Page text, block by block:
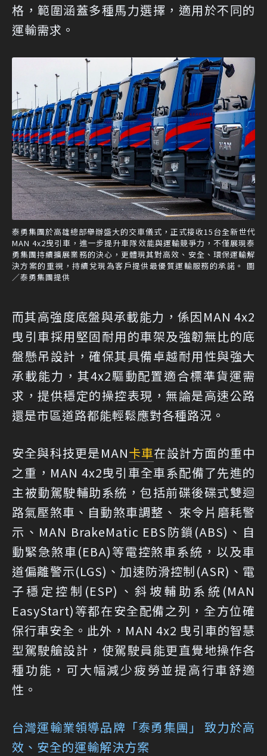
格，範圍涵蓋多種馬力選擇，適用於不同的
運輸需求。
泰勇集團於高雄總部舉辦盛大的交車儀式，正式接收15台全新世代
MAN 4x2曳引車，進一步提升車隊效能與運輸競爭力，不僅展現泰
勇集團持續擴展業務的決心，更體現其對高效、安全、環保運輸解
決方案的重視，持續兌現為客戶提供最優質運輸服務的承諾。 圖
／泰勇集團提供
而其高強度底盤與承載能力，係因MAN 4x2
曳引車採用堅固耐用的車架及強韌無比的底
盤懸吊設計，確保其具備卓越耐用性與強大
承載能力，其4x2驅動配置適合標準貨運需
求，提供穩定的操控表現，無論是高速公路
還是市區道路都能輕鬆應對各種路況。
安全與科技更是MAN卡車在設計方面的重中
之重，MAN 4x2曳引車全車系配備了先進的
主被動駕駛輔助系統，包括前碟後碟式雙迴
路氣壓煞車、自動煞車調整、 來令片磨耗警
示、MAN BrakeMatic EBS防鎖(ABS)、自
動緊急煞車(EBA)等電控煞車系統，以及車
道偏離警示(LGS)、加速防滑控制(ASR)、電
子穩定控制(ESP)、斜坡輔助系統(MAN
EasyStart)等都在安全配備之列，全方位確
保行車安全。此外，MAN 4x2 曳引車的智慧
型駕駛艙設計，使駕駛員能更直覺地操作各
種功能，可大幅減少疲勞並提高行車舒適
性。
台灣運輸業領導品牌「泰勇集團」 致力於高
效、安全的運輸解決方案